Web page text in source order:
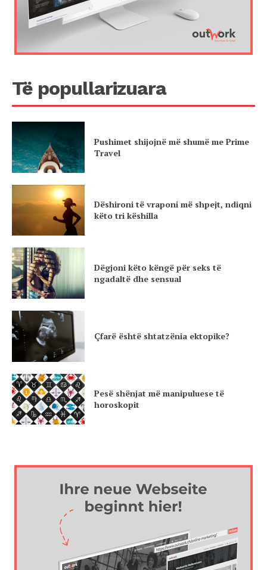
Të popullarizuara
Pushimet shijojnë më shumë me Prime
Travel
Dëshironi të vraponi më shpejt, ndiqni
këto tri këshilla
Dëgjoni këto këngë për seks të
ngadaltë dhe sensual
Çfarë është shtatzënia ektopike?
Pesë shënjat më manipuluese të
horoskopit